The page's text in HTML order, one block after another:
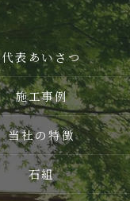
代表あいさつ
施工事例
当社の特徴
石組